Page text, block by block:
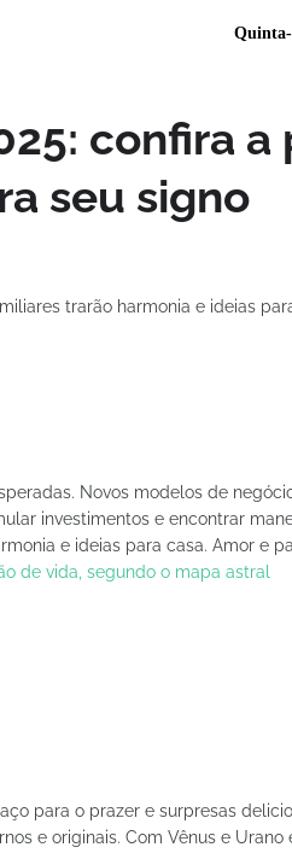
Quinta-
confira a
seu signo
trarão harmonia e ideias
Novos modelos de
investimentos e encontrar
e ideias para casa. Amor e
de vida, segundo o mapa astral
para o prazer e surpresas
e originais. Com Vênus e Urano